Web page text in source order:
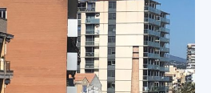
Maresme